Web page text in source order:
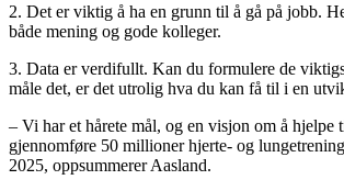
2. Det er viktig å ha en grunn til å gå på jobb.
både mening og gode kolleger.
3. Data er verdifullt. Kan du formulere de
måle det, er det utrolig hva du kan få til i en
– Vi har et hårete mål, og en visjon om å hjelpe
gjennomføre 50 millioner hjerte- og
2025, oppsummerer Aasland.